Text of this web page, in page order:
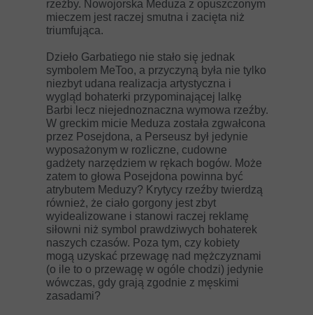
rzeźby. Nowojorska Meduza z opuszczonym
mieczem jest raczej smutna i zacięta niż
triumfująca.
Dzieło Garbatiego nie stało się jednak
symbolem MeToo, a przyczyną była nie tylko
niezbyt udana realizacja artystyczna i
wygląd bohaterki przypominającej lalkę
Barbi lecz niejednoznaczna wymowa rzeźby.
W greckim micie Meduza została zgwałcona
przez Posejdona, a Perseusz był jedynie
wyposażonym w rozliczne, cudowne
gadżety narzędziem w rękach bogów. Może
zatem to głowa Posejdona powinna być
atrybutem Meduzy? Krytycy rzeźby twierdzą
również, że ciało gorgony jest zbyt
wyidealizowane i stanowi raczej reklamę
siłowni niż symbol prawdziwych bohaterek
naszych czasów. Poza tym, czy kobiety
mogą uzyskać przewagę nad mężczyznami
(o ile to o przewagę w ogóle chodzi) jedynie
wówczas, gdy grają zgodnie z męskimi
zasadami?